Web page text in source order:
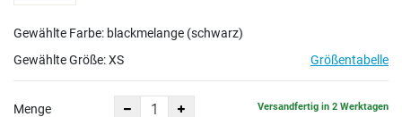
Gewählte Farbe: blackmelange (schwarz)
Gewählte Größe:XS Größentabelle
Menge Versandfertig in 2 Werktagen